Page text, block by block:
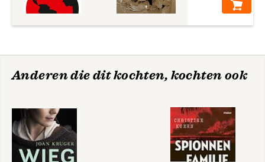
Anderen die dit kochten, kochten ook